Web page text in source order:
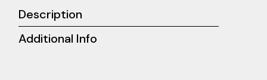
Description
Additional Info